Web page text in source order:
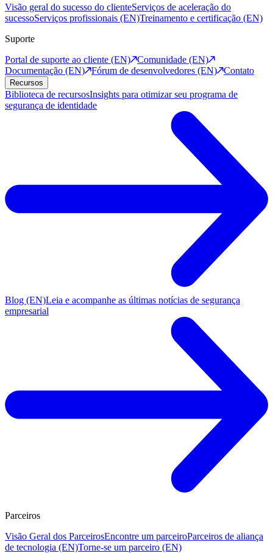
Visão geral do sucesso do clienteServiços de aceleração do
sucessoServiços profissionais (EN)Treinamento e certificação (EN)
Suporte
Portal de suporte ao cliente (EN)
Comunidade (EN)
Documentação (EN)
Fórum de desenvolvedores (EN) Contato
Recursos
Biblioteca de recursosInsights para otimizar seu programa de
segurança de identidade
Blog (EN)Leia e acompanhe as últimas notícias de segurança
empresarial
Parceiros
Visão Geral dos ParceirosEncontre um parceiroParceiros de aliança
de tecnologia (EN)Torne-se um parceiro (EN)